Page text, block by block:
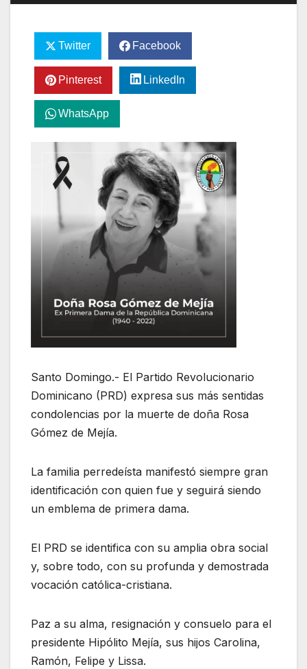
Twitter Facebook
Pinterest LinkedIn
WhatsApp
Santo Domingo.- El Partido Revolucionario
Dominicano (PRD) expresa sus más sentidas
condolencias por la muerte de doña Rosa
Gómez de Mejía.
La familia perredeísta manifestó siempre gran
identificación con quien fue y seguirá siendo
un emblema de primera dama.
El PRD se identifica con su amplia obra social
y, sobre todo, con su profunda y demostrada
vocación católica-cristiana.
Paz a su alma, resignación y consuelo para el
presidente Hipólito Mejía, sus hijos Carolina,
Ramón, Felipe y Lissa.